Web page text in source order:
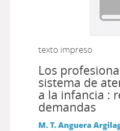
texto impreso
Los
sistema de
a la infancia :
demandas
M. T. Anguera